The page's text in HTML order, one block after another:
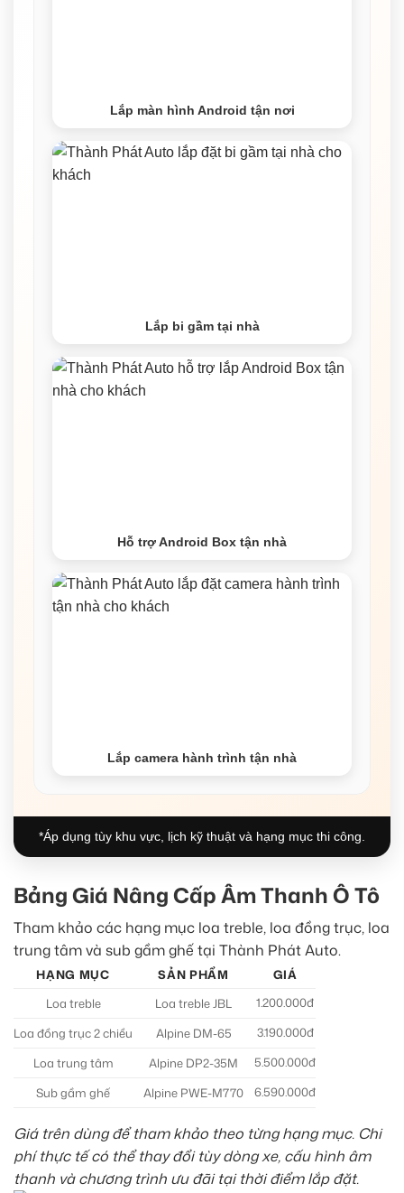
Lắp màn hình Android tận nơi
Lắp bi gầm tại nhà
Hỗ trợ Android Box tận nhà
Lắp camera hành trình tận nhà
*Áp dụng tùy khu vực, lịch kỹ thuật và hạng mục thi công.
Bảng Giá Nâng Cấp Âm Thanh Ô Tô
Tham khảo các hạng mục loa treble, loa đồng trục, loa
trung tâm và sub gầm ghế tại Thành Phát Auto.
HẠNG MỤC SẢN PHẨM
GIÁ
Loa treble
Loa treble JBL
1.200.000đ
Loa đồng trục 2 chiều
Alpine DM-65
3.190.000đ
Loa trung tâm
Alpine DP2-35M
5.500.000đ
Sub gầm ghế
Alpine PWE-M770 6.590.000đ
Giá trên dùng để tham khảo theo từng hạng mục. Chi
phí thực tế có thể thay đổi tùy dòng xe, cấu hình âm
thanh và chương trình ưu đãi tại thời điểm lắp đặt.